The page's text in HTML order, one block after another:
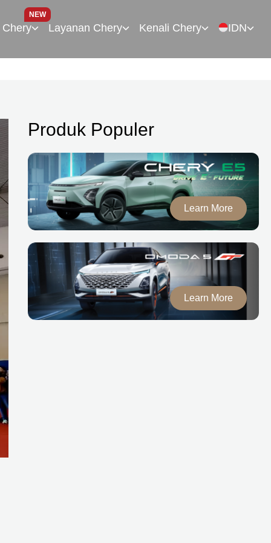
Chery
NEW
Layanan Chery Kenali Chery IDN
Produk Populer
Learn More
Learn More